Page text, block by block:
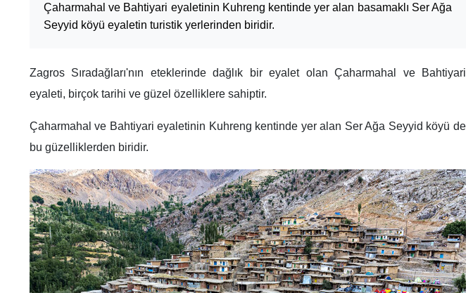
Çaharmahal ve Bahtiyari eyaletinin Kuhreng kentinde yer alan basamaklı Ser Ağa
Seyyid köyü eyaletin turistik yerlerinden biridir.
Zagros Sıradağları'nın eteklerinde dağlık bir eyalet olan Çaharmahal ve Bahtiyari
eyaleti, birçok tarihi ve güzel özelliklere sahiptir.
Çaharmahal ve Bahtiyari eyaletinin Kuhreng kentinde yer alan Ser Ağa Seyyid köyü de
bu güzelliklerden biridir.